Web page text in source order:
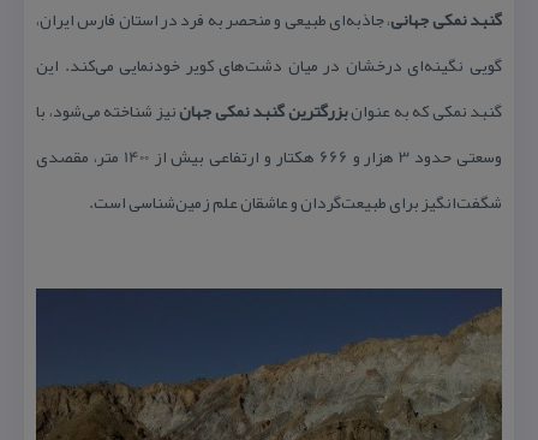
گنبد نمكی جهانی، جاذبه‌ای طبیعی و منحصر به فرد در استان فارس ایران،
گویی نگینه‌ای درخشان در میان دشت‌های كویر خودنمایی می‌كند. این
گنبد نمكی كه به عنوانبزرگترین گنبد نمكی جهاننیز شناخته می‌شود، با
وسعتی حدود 3 هزار و 666 هكتار و ارتفاعی بیش از 1400 متر، مقصدی
شگفت‌انگیز برای طبیعت‌گردان و عاشقان علم زمین‌شناسی است.